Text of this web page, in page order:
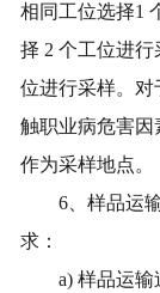
相同工位选择1
择 2 个工位进行
位进行采样。
触职业病危害因
作为采样地点。
6、样品运
求：
a) 样品运输